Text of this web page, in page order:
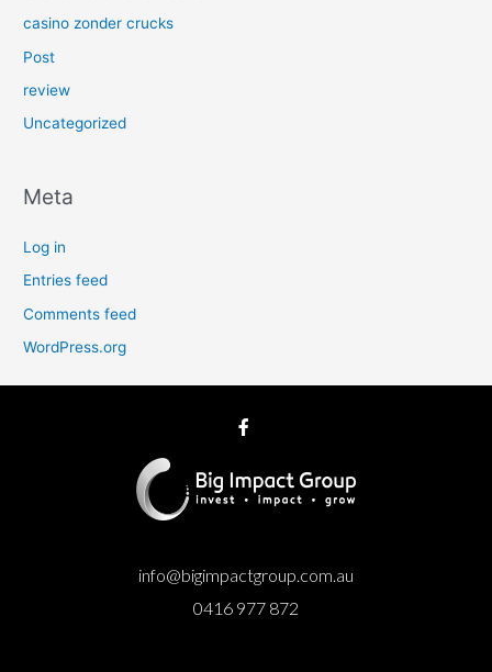
casino zonder crucks
Post
review
Uncategorized
Meta
Log in
Entries feed
Comments feed
WordPress.org
info@bigimpactgroup.com.au
0416 977 872